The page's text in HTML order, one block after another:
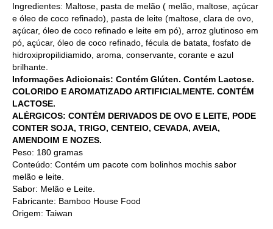
Ingredientes: Maltose, pasta de melão ( melão, maltose, açúcar
e óleo de coco refinado), pasta de leite (maltose, clara de ovo,
açúcar, óleo de coco refinado e leite em pó), arroz glutinoso em
pó, açúcar, óleo de coco refinado, fécula de batata, fosfato de
hidroxipropilidiamido, aroma, conservante, corante e azul
brilhante.
Informações Adicionais: Contém Glúten. Contém Lactose.
COLORIDO E AROMATIZADO ARTIFICIALMENTE. CONTÉM
LACTOSE.
ALÉRGICOS: CONTÉM DERIVADOS DE OVO E LEITE, PODE
CONTER SOJA, TRIGO, CENTEIO, CEVADA, AVEIA,
AMENDOIM E NOZES.
Peso: 180 gramas
Conteúdo: Contém um pacote com bolinhos mochis sabor
melão e leite.
Sabor: Melão e Leite.
Fabricante: Bamboo House Food
Origem: Taiwan